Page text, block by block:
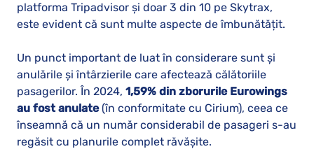
platforma Tripadvisor și doar 3 din 10 pe Skytrax,
este evident că sunt multe aspecte de îmbunătățit.
Un punct important de luat în considerare sunt și
anulările și întârzierile care afectează călătoriile
pasagerilor. În 2024, 1,59% din zborurile Eurowings
au fost anulate(în conformitate cu Cirium), ceea ce
înseamnă că un număr considerabil de pasageri s-au
regăsit cu planurile complet răvășite.